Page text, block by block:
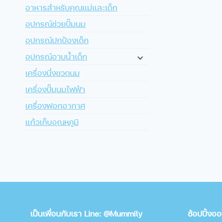
อาหารสำหรับคุณแม่และเด็ก
อุปกรณ์ช่วยปั๊มนม
อุปกรณ์ปกป้องเด็ก
อุปกรณ์อาบน้ำเด็ก
เครื่องนึ่งขวดนม
เครื่องปั๊มนมไฟฟ้า
เครื่องฟอกอากาศ
แก้วเก็บอุณหภูมิ
เป็นเพื่อนกับเรา Line: @Mummily ช้อปปิ้งอ